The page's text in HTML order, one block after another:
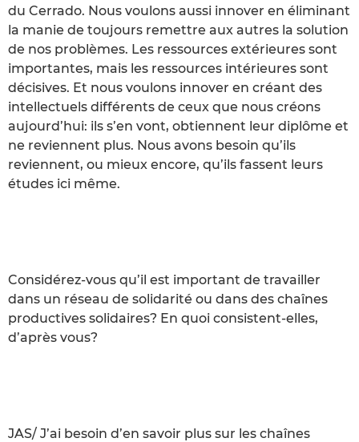
du Cerrado. Nous voulons aussi innover en éliminant
la manie de toujours remettre aux autres la solution
de nos problèmes. Les ressources extérieures sont
importantes, mais les ressources intérieures sont
décisives. Et nous voulons innover en créant des
intellectuels différents de ceux que nous créons
aujourd’hui: ils s’en vont, obtiennent leur diplôme et
ne reviennent plus. Nous avons besoin qu’ils
reviennent, ou mieux encore, qu’ils fassent leurs
études ici même.
Considérez-vous qu’il est important de travailler
dans un réseau de solidarité ou dans des chaînes
productives solidaires? En quoi consistent-elles,
d’après vous?
JAS/ J’ai besoin d’en savoir plus sur les chaînes